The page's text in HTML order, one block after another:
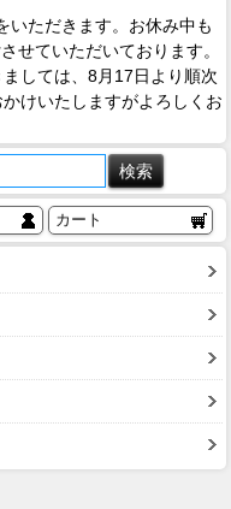
ただきます。お休み中も
せていただいております。
しては、8月17日より順次
けいたしますがよろしくお
カート